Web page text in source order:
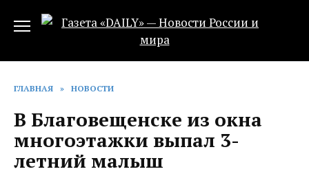
ГЛАВНАЯ » НОВОСТИ
В Благовещенске из окна
многоэтажки выпал 3-
летний малыш